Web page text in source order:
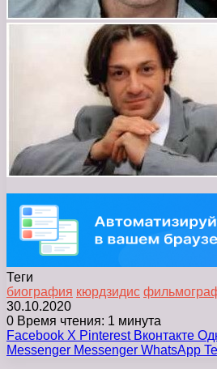
Теги
биография кюрдзидис
30.10.2020
0 Время чтения: 1 минута
Facebook X Pinterest Вконтакте
Messenger Messenger WhatsApp